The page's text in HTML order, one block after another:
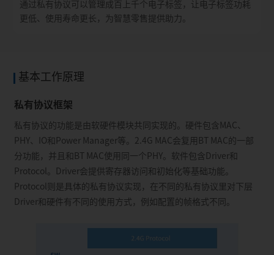
通过私有协议可以管理成百上千个电子标签，让电子标签功耗
更低、使用寿命更长，为智慧零售提供助力。
基本工作原理
私有协议框架
私有协议的功能是由软硬件模块共同实现的。硬件包含MAC、
PHY、IO和Power Manager等。2.4G MAC会复用BT MAC的一部
分功能，并且和BT MAC使用同一个PHY。软件包含Driver和
Protocol。Driver会提供寄存器访问和初始化等基础功能。
Protocol则是具体的私有协议实现，在不同的私有协议里对下层
Driver和硬件有不同的使用方式，例如配置的帧格式不同。